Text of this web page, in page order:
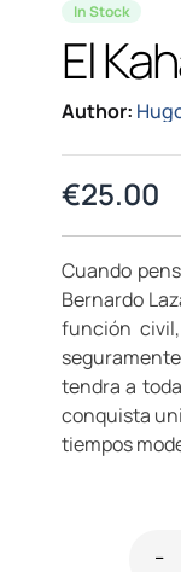
In Stock
El
Author:
€25.00
Cuando
Bernardo
función
tendra a
conquista
tiempos